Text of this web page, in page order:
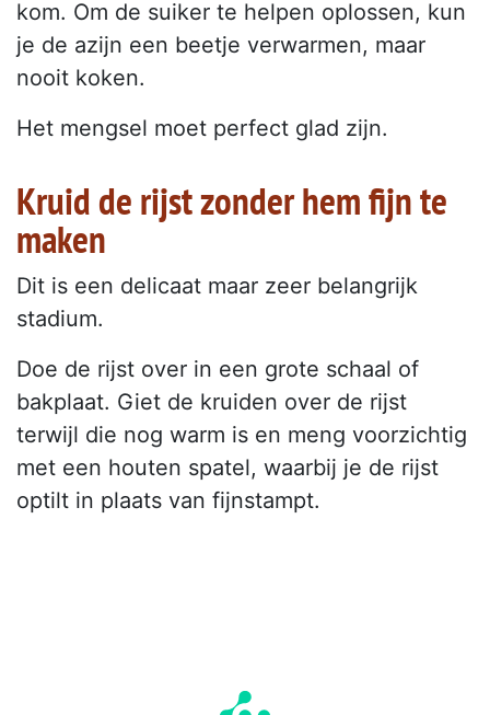
kom. Om de suiker te helpen oplossen, kun
je de azijn een beetje verwarmen, maar
nooit koken.
Het mengsel moet perfect glad zijn.
Kruid de rijst zonder hem fijn te
maken
Dit is een delicaat maar zeer belangrijk
stadium.
Doe de rijst over in een grote schaal of
bakplaat. Giet de kruiden over de rijst
terwijl die nog warm is en meng voorzichtig
met een houten spatel, waarbij je de rijst
optilt in plaats van fijnstampt.